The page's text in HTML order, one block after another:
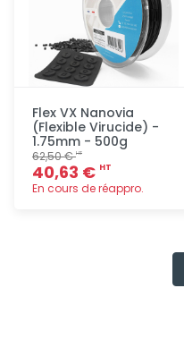
Flex VX Nanovia
(Flexible Virucide) -
1.75mm - 500g
62,50 €HT
40,63 € HT
En cours de réappro.